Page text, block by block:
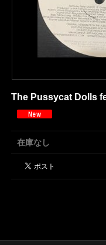
The Pussycat Dolls
在庫なし